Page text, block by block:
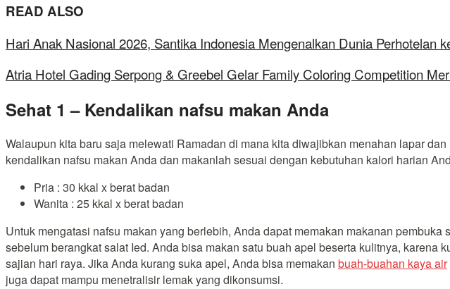
READ ALSO
Hari Anak Nasional 2026, Santika Indonesia Mengenalkan Dunia Perhotelan
Atria Hotel Gading Serpong & Greebel Gelar Family Coloring Competition
Sehat 1 – Kendalikan nafsu makan Anda
Walaupun kita baru saja melewati Ramadan di mana kita diwajibkan menahan lapar
kendalikan nafsu makan Anda dan makanlah sesuai dengan kebutuhan kalori harian
Pria : 30 kkal x berat badan
Wanita : 25 kkal x berat badan
Untuk mengatasi nafsu makan yang berlebih, Anda dapat memakan makanan
sebelum berangkat salat Ied. Anda bisa makan satu buah apel beserta kulitnya,
sajian hari raya. Jika Anda kurang suka apel, Anda bisa memakan buah-buahan kaya air
juga dapat mampu menetralisir lemak yang dikonsumsi.